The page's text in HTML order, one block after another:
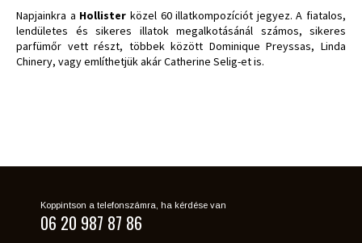
Napjainkra a Hollister közel 60 illatkompozíciót jegyez. A fiatalos,
lendületes és sikeres illatok megalkotásánál számos, sikeres
parfümőr vett részt, többek között Dominique Preyssas, Linda
Chinery, vagy említhetjük akár Catherine Selig-et is.
Koppintson a telefonszámra, ha kérdése van
06 20 987 87 86